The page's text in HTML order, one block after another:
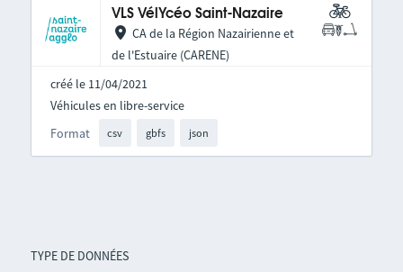
TYPE DE DONNÉES
VLS VélYcéo Saint-Nazaire
CA de la Région Nazairienne et
de l'Estuaire (CARENE)
créé le 11/04/2021
Format csv gbfs json
Véhicules en libre-service